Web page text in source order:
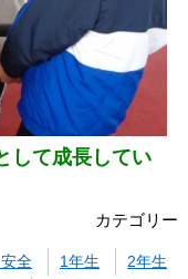
して成長してい
カテゴリー
全 1年生
2年生